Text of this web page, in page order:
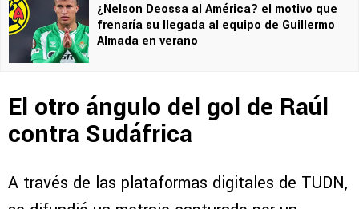
¿Nelson Deossa al América? el motivo que
frenaría su llegada al equipo de Guillermo
Almada en verano
El otro ángulo del gol de Raúl
contra Sudáfrica
A través de las plataformas digitales de TUDN,